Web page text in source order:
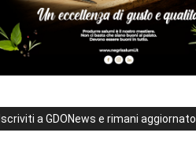
a GDONews e rimani aggiornato